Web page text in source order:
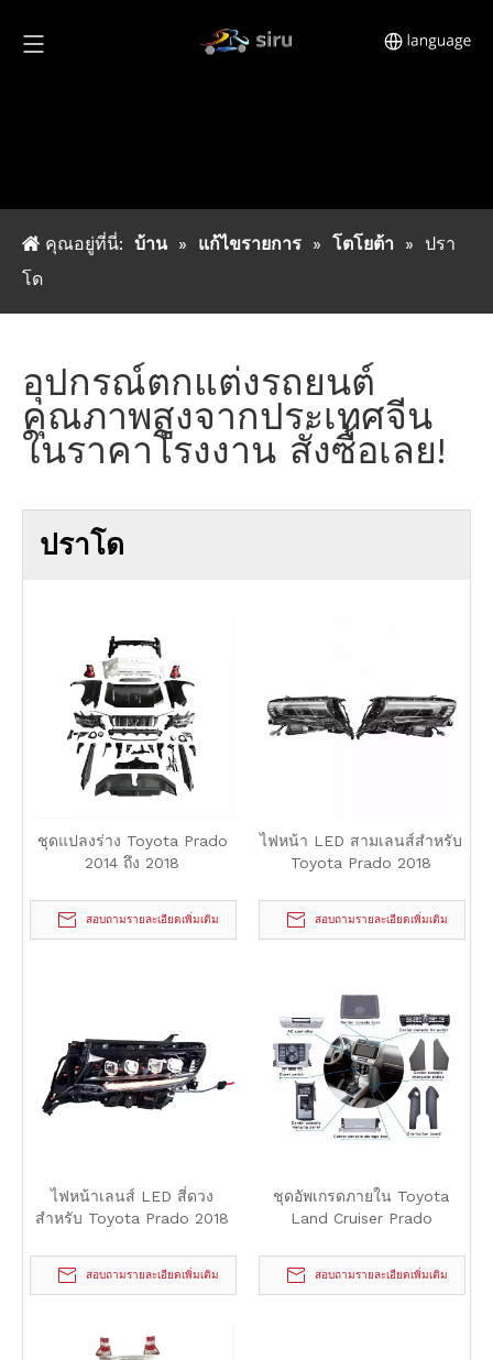
คุณอยู่ที่นี่: บ้าน » แก้ไขรายการ » โตโยต้า » ปรา
โด
อุปกรณ์ตกแต่งรถยนต์
คุณภาพสูงจากประเทศจีน
ในราคาโรงงาน สั่งซื้อเลย!
ปราโด
ชุดแปลงร่าง Toyota Prado
2014 ถึง 2018
สอบถามรายละเอียดเพิ่มเติม
ไฟหน้า LED สามเลนส์สำหรับ
Toyota Prado 2018
สอบถามรายละเอียดเพิ่มเติม
ไฟหน้าเลนส์ LED สี่ดวง
สำหรับ Toyota Prado 2018
สอบถามรายละเอียดเพิ่มเติม
ชุดอัพเกรดภายใน Toyota
Land Cruiser Prado
สอบถามรายละเอียดเพิ่มเติม